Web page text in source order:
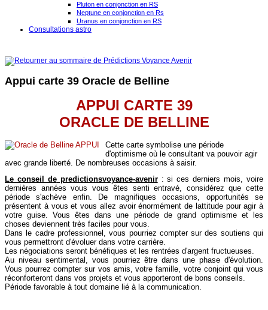
Pluton en conjonction en RS
Neptune en conjonction en Rs
Uranus en conjonction en RS
Consultations astro
Appui carte 39 Oracle de Belline
APPUI CARTE 39
ORACLE DE BELLINE
Cette carte symbolise une période
d'optimisme où le consultant va pouvoir agir
avec grande liberté. De nombreuses occasions à saisir.
Le conseil depredictionsvoyance-avenir: si ces derniers mois, voire
dernières années vous vous êtes senti entravé, considérez que cette
période s'achève enfin. De magnifiques occasions, opportunités se
présentent à vous et vous allez avoir énormément de lattitude pour agir à
votre guise. Vous êtes dans une période de grand optimisme et les
choses deviennent très faciles pour vous.
Dans le cadre professionnel, vous pourriez compter sur des soutiens qui
vous permettront d'évoluer dans votre carrière.
Les négociations seront bénéfiques et les rentrées d'argent fructueuses.
Au niveau sentimental, vous pourriez être dans une phase d'évolution.
Vous pourrez compter sur vos amis, votre famille, votre conjoint qui vous
réconforteront dans vos projets et vous apporteront de bons conseils.
Période favorable à tout domaine lié à la communication.